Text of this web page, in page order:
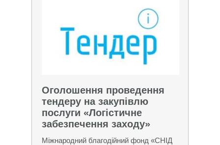
Оголошення проведення
тендеру на закупівлю
послуги «Логістичне
забезпечення заходу»
Міжнародний благодійний фонд «СНІД